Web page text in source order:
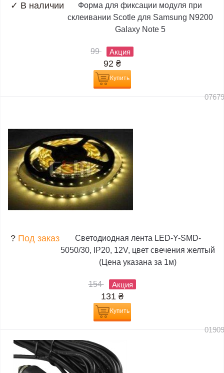
✓ В наличии
Форма для фиксации модуля при
склеивании Scotle для Samsung N9200
Galaxy Note 5
99 Акция
92 ₴
Купить
? Под заказ
Светодиодная лента LED-Y-SMD-
5050/30, IP20, 12V, цвет свечения желтый
(Цена указана за 1м)
154 Акция
131 ₴
Купить